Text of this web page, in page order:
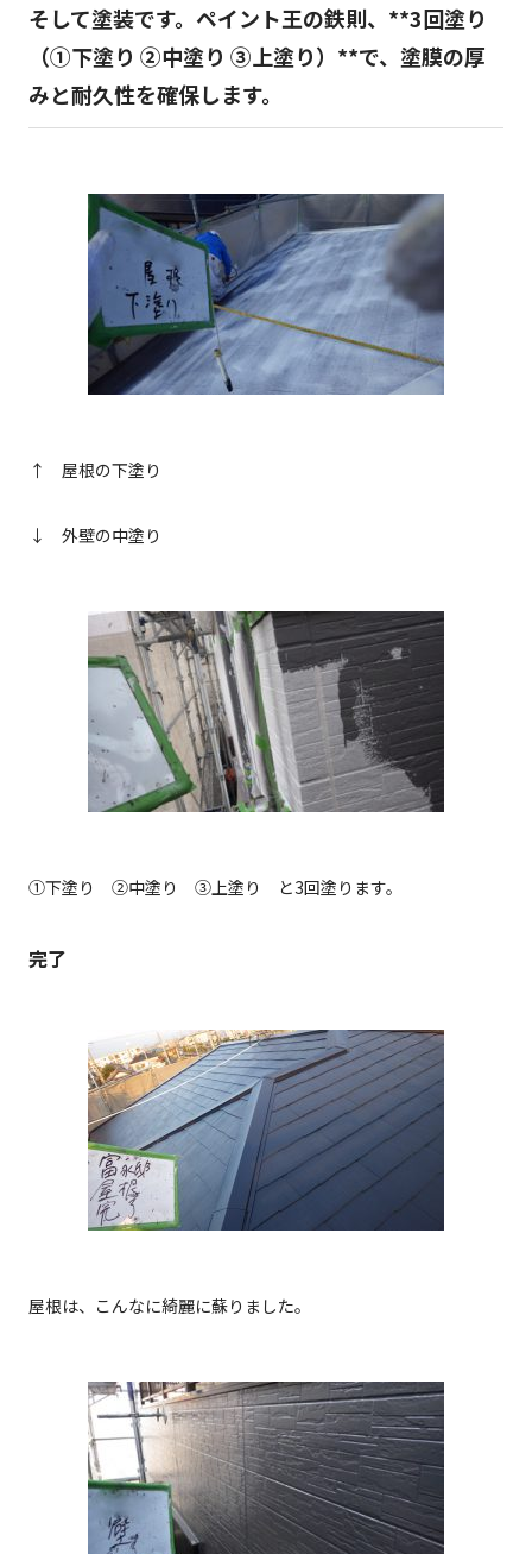
そして塗装です。ペイント王の鉄則、**3回塗り
（①下塗り ②中塗り ③上塗り）**で、塗膜の厚
みと耐久性を確保します。
↑ 屋根の下塗り
↓ 外壁の中塗り
①下塗り ②中塗り ③上塗り と3回塗ります。
完了
屋根は、こんなに綺麗に蘇りました。